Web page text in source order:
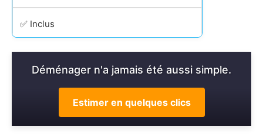
✅ Inclus
Déménager n'a jamais été aussi simple.
Estimer en quelques clics